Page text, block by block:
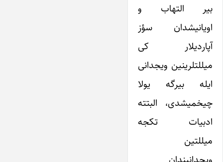
بیر التهاب و
اویانیشدان سؤز
آپاردیلار کی
میللتلرینین ویجدانی
ایله بیرگه یولا
چیخمیشدی، البتته
ادبیات تکجه
میللتین